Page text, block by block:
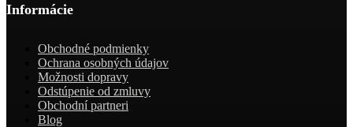
Informácie
Obchodné podmienky
Ochrana osobných údajov
Možnosti dopravy
Odstúpenie od zmluvy
Obchodní partneri
Blog